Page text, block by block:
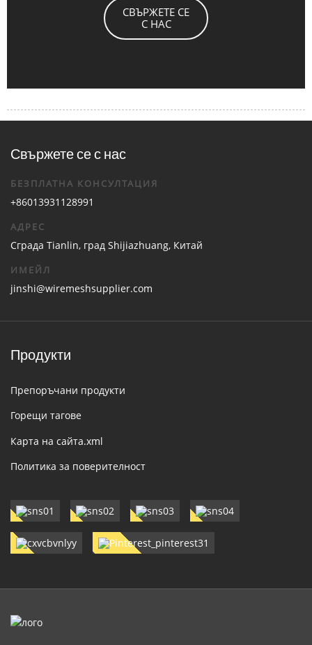
СВЪРЖЕТЕ СЕ
С НАС
Свържете се с нас
БЕЗПЛАТНА КОНСУЛТАЦИЯ
+86013931128991
АДРЕС
Сграда Tianlin, град Shijiazhuang, Китай
ИМЕЙЛ
jinshi@wiremeshsupplier.com
Продукти
Препоръчани продукти
Горещи тагове
Карта на сайта.xml
Политика за поверителност